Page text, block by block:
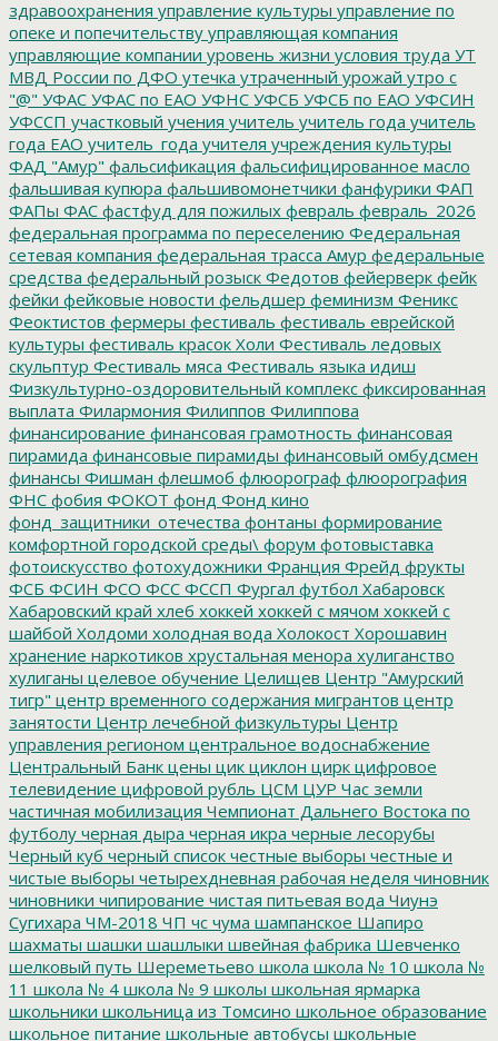
здравоохранения управление культуры управление по
опеке и попечительству управляющая компания
управляющие компании уровень жизни условия труда УТ
МВД России по ДФО утечка утраченный урожай утро с
"@" УФАС УФАС по ЕАО УФНС УФСБ УФСБ по ЕАО УФСИН
УФССП участковый учения учитель учитель года учитель
года ЕАО учитель_года учителя учреждения культуры
ФАД "Амур" фальсификация фальсифицированное масло
фальшивая купюра фальшивомонетчики фанфурики ФАП
ФАПы ФАС фастфуд для пожилых февраль февраль_2026
федеральная программа по переселению Федеральная
сетевая компания федеральная трасса Амур федеральные
средства федеральный розыск Федотов фейерверк фейк
фейки фейковые новости фельдшер феминизм Феникс
Феоктистов фермеры фестиваль фестиваль еврейской
культуры фестиваль красок Холи Фестиваль ледовых
скульптур Фестиваль мяса Фестиваль языка идиш
Физкультурно-оздоровительный комплекс фиксированная
выплата Филармония Филиппов Филиппова
финансирование финансовая грамотность финансовая
пирамида финансовые пирамиды финансовый омбудсмен
финансы Фишман флешмоб флюорограф флюорография
ФНС фобия ФОКОТ фонд Фонд кино
фонд_защитники_отечества фонтаны формирование
комфортной городской среды\ форум фотовыставка
фотоискусство фотохудожники Франция Фрейд фрукты
ФСБ ФСИН ФСО ФСС ФССП Фургал футбол Хабаровск
Хабаровский край хлеб хоккей хоккей с мячом хоккей с
шайбой Холдоми холодная вода Холокост Хорошавин
хранение наркотиков хрустальная менора хулиганство
хулиганы целевое обучение Целищев Центр "Амурский
тигр" центр временного содержания мигрантов центр
занятости Центр лечебной физкультуры Центр
управления регионом центральное водоснабжение
Центральный Банк цены цик циклон цирк цифровое
телевидение цифровой рубль ЦСМ ЦУР Час земли
частичная мобилизация Чемпионат Дальнего Востока по
футболу черная дыра черная икра черные лесорубы
Черный куб черный список честные выборы честные и
чистые выборы четырехдневная рабочая неделя чиновник
чиновники чипирование чистая питьевая вода Чиунэ
Сугихара ЧМ-2018 ЧП чс чума шампанское Шапиро
шахматы шашки шашлыки швейная фабрика Шевченко
шелковый путь Шереметьево школа школа № 10 школа №
11 школа № 4 школа № 9 школы школьная ярмарка
школьники школьница из Томсино школьное образование
школьное питание школьные автобусы школьные